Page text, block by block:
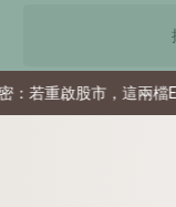
，這兩檔ETF會是首選